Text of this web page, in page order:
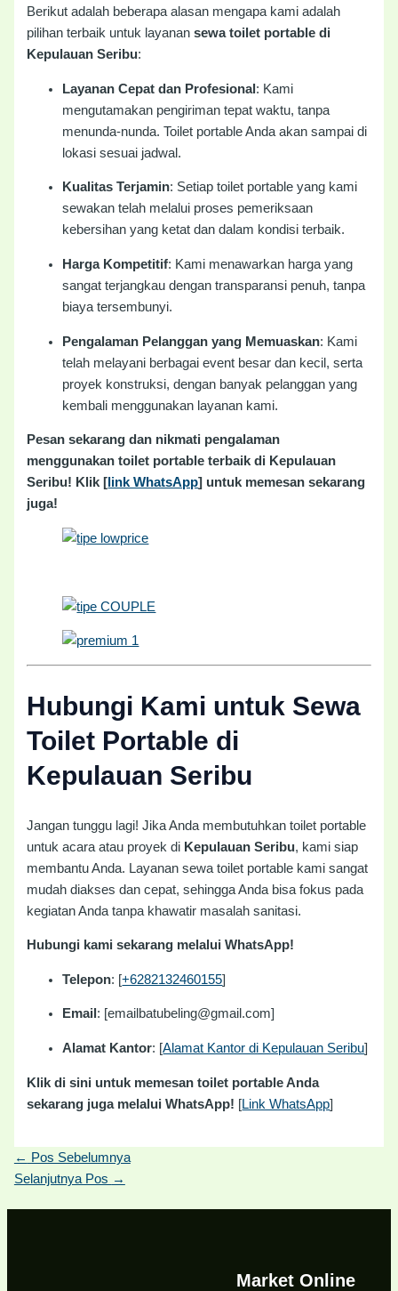
Berikut adalah beberapa alasan mengapa kami adalah
pilihan terbaik untuk layanansewa toilet portable di
Kepulauan Seribu:
Layanan Cepat dan Profesional : Kami
mengutamakan pengiriman tepat waktu, tanpa
menunda-nunda. Toilet portable Anda akan sampai di
lokasi sesuai jadwal.
Kualitas Terjamin: Setiap toilet portable yang kami
sewakan telah melalui proses pemeriksaan
kebersihan yang ketat dan dalam kondisi terbaik.
Harga Kompetitif: Kami menawarkan harga yang
sangat terjangkau dengan transparansi penuh, tanpa
biaya tersembunyi.
Pengalaman Pelanggan yang Memuaskan: Kami
telah melayani berbagai event besar dan kecil, serta
proyek konstruksi, dengan banyak pelanggan yang
kembali menggunakan layanan kami.
Pesan sekarang dan nikmati pengalaman
menggunakan toilet portable terbaik di Kepulauan
Seribu! Klik [ link WhatsApp] untuk memesan sekarang
juga!
Hubungi Kami untuk Sewa
Toilet Portable di
Kepulauan Seribu
Jangan tunggu lagi! Jika Anda membutuhkan toilet portable
untuk acara atau proyek di Kepulauan Seribu, kami siap
membantu Anda. Layanan sewa toilet portable kami sangat
mudah diakses dan cepat, sehingga Anda bisa fokus pada
kegiatan Anda tanpa khawatir masalah sanitasi.
Hubungi kami sekarang melalui WhatsApp!
Telepon: [+6282132460155]
Email : [emailbatubeling@gmail.com]
Alamat Kantor: [Alamat Kantor di Kepulauan Seribu]
Klik di sini untuk memesan toilet portable Anda
sekarang juga melalui WhatsApp! [Link WhatsApp]
← Pos Sebelumnya
Selanjutnya Pos →
Market Online